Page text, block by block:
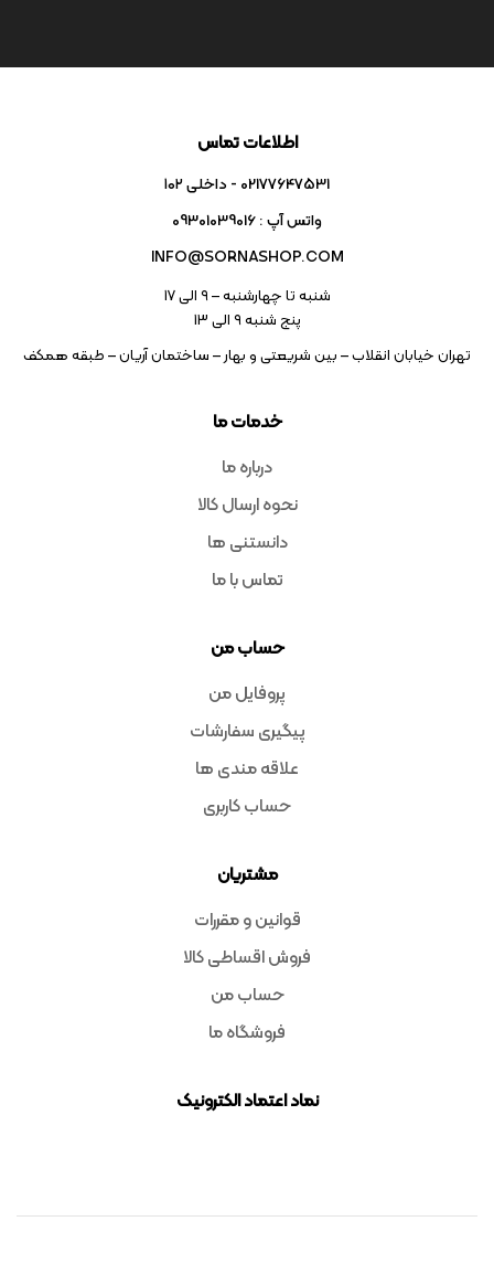
خدمات ما
درباره ما
نحوه ارسال کالا
دانستنی ها
تماس با ما
حساب من
پروفایل من
پیگیری سفارشات
علاقه مندی ها
حساب کاربری
مشتریان
قوانین و مقررات
فروش اقساطی کالا
حساب من
فروشگاه ما
نماد اعتماد الکترونیک
اطلاعات تماس
02177647531 - داخلی ۱۰۲
واتس آپ : 09301039016
INFO@SORNASHOP.COM
شنبه تا چهارشنبه – ۹ الی 17
پنج شنبه ۹ الی 13
تهران خیابان انقلاب – بین شریعتی و بهار – ساختمان آریان – طبقه همکف